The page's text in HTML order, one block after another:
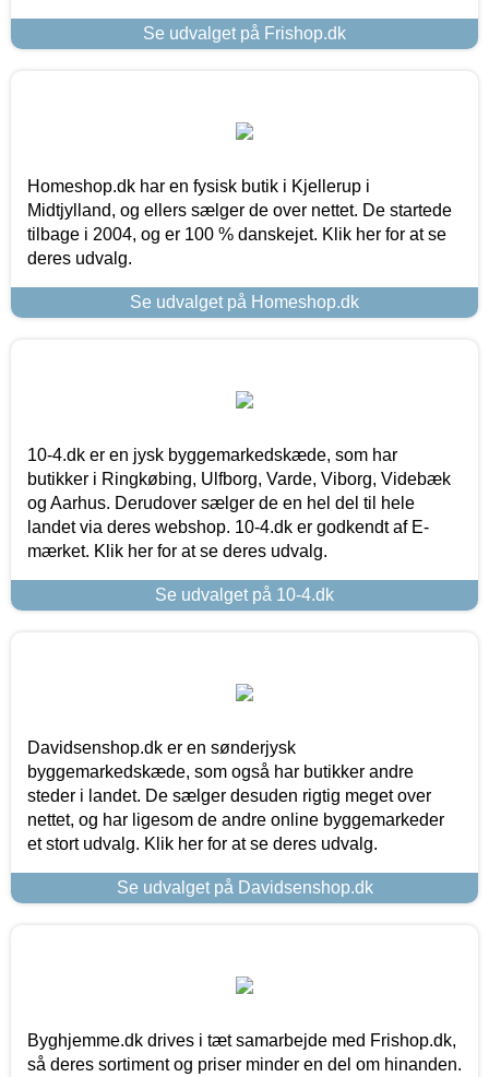
Se udvalget på Frishop.dk
Homeshop.dk har en fysisk butik i Kjellerup i
Midtjylland, og ellers sælger de over nettet. De startede
tilbage i 2004, og er 100 % danskejet. Klik her for at se
deres udvalg.
Se udvalget på Homeshop.dk
10-4.dk er en jysk byggemarkedskæde, som har
butikker i Ringkøbing, Ulfborg, Varde, Viborg, Videbæk
og Aarhus. Derudover sælger de en hel del til hele
landet via deres webshop. 10-4.dk er godkendt af E-
mærket. Klik her for at se deres udvalg.
Se udvalget på 10-4.dk
Davidsenshop.dk er en sønderjysk
byggemarkedskæde, som også har butikker andre
steder i landet. De sælger desuden rigtig meget over
nettet, og har ligesom de andre online byggemarkeder
et stort udvalg. Klik her for at se deres udvalg.
Se udvalget på Davidsenshop.dk
Byghjemme.dk drives i tæt samarbejde med Frishop.dk,
så deres sortiment og priser minder en del om hinanden.